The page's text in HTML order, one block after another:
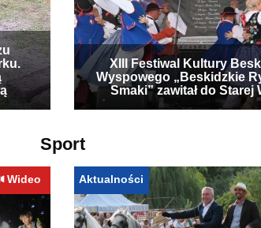
XIII Festiwal Kultury
Wyspowego „Beskidzkie
Smaki” zawitał do Starej
Sport
Wideo Aktualności